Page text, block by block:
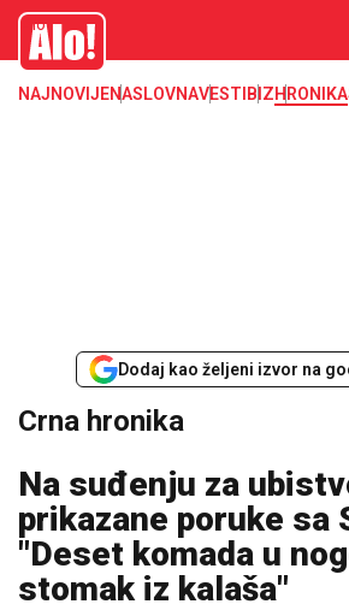
Crna hronika, smrt, ubistvo, likvidacija, krađa,
poginuli, zaplena, carina
Alo
NAJNOVIJENASLOVNAVESTI BIZHRONIKA
Dodaj kao željeni izvor na
Crna hronika
Na suđenju za
prikazane poruke sa
"Deset komada u
stomak iz kalaša"